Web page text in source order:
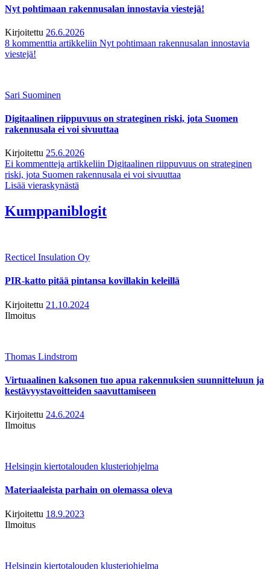
Nyt pohtimaan rakennusalan innostavia viestejä!
Kirjoitettu 26.6.2026
8 kommenttia artikkeliin Nyt pohtimaan rakennusalan innostavia
viestejä!
Sari Suominen
Digitaalinen riippuvuus on strateginen riski, jota Suomen
rakennusala ei voi sivuuttaa
Kirjoitettu 25.6.2026
Ei kommentteja artikkeliin Digitaalinen riippuvuus on strateginen
riski, jota Suomen rakennusala ei voi sivuuttaa
Lisää vieraskynästä
Kumppaniblogit
Recticel Insulation Oy
PIR-katto pitää pintansa kovillakin keleillä
Kirjoitettu 21.10.2024
Ilmoitus
Thomas Lindstrom
Virtuaalinen kaksonen tuo apua rakennuksien suunnitteluun ja
kestävyystavoitteiden saavuttamiseen
Kirjoitettu 24.6.2024
Ilmoitus
Helsingin kiertotalouden klusteriohjelma
Materiaaleista parhain on olemassa oleva
Kirjoitettu 18.9.2023
Ilmoitus
Helsingin kiertotalouden klusteriohjelma